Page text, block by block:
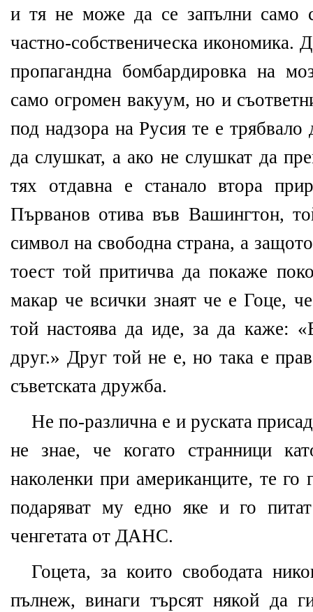
и тя не може да се запълни само
частно-собственическа икономика.
пропагандна бомбардировка на
само огромен вакуум, но и
под надзора на Русия те е трябвало
да слушкат, а ако не слушкат да
тях отдавна е станало втора
Първанов отива във Вашингтон,
символ на свободна страна, а
тоест той притичва да покаже
макар че всички знаят че е Гоце,
той настоява да иде, за да каже:
друг.» Друг той не е, но така е
съветската дружба.
Не по-различна е и руската
не знае, че когато странници
наколенки при американците, те го
подаряват му едно яке и го
ченгетата от ДАНС.
Гоцета, за които свободата
пълнеж, винаги търсят някой да